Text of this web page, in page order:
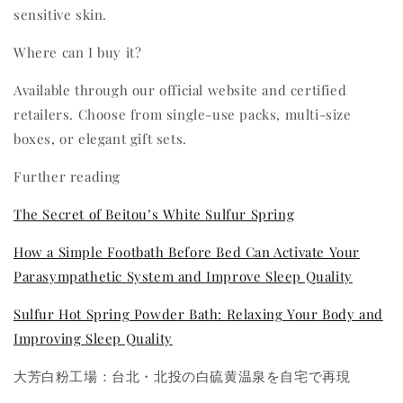
sensitive skin.
Where can I buy it?
Available through our official website and certified
retailers. Choose from single-use packs, multi-size
boxes, or elegant gift sets.
Further reading
The Secret of Beitou’s White Sulfur Spring
How a Simple Footbath Before Bed Can Activate Your
Parasympathetic System and Improve Sleep Quality
Sulfur Hot Spring Powder Bath: Relaxing Your Body and
Improving Sleep Quality
大芳白粉工場：台北・北投の白硫黄温泉を自宅で再現